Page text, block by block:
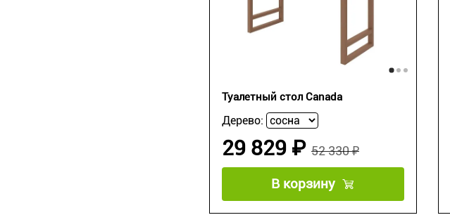
Туалетный стол Canada
Дерево:
52 330 ₽
29 829 ₽
В корзину